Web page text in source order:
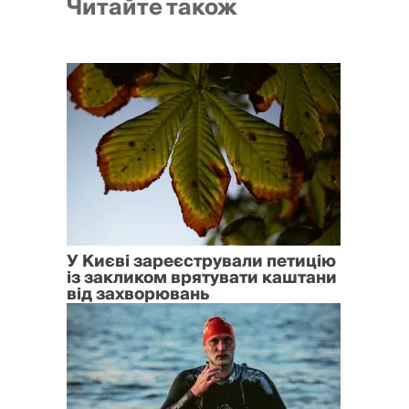
Читайте також
У Києві зареєстрували петицію
із закликом врятувати каштани
від захворювань